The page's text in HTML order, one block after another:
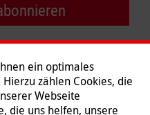
ein optimales
zählen Cookies, die
Webseite
die uns helfen, unsere